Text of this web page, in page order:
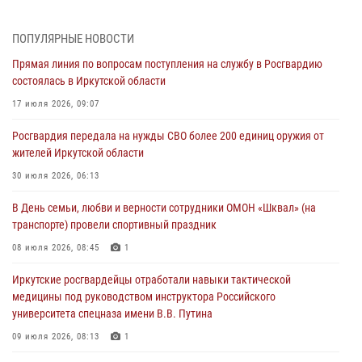
04 августа 2026, 07:14 3
Росгвардейцы потушили загоревшийся автомобиль в Иркутске
03 августа 2026, 04:55
Дню Воздушно-десантных войск в Иркутской области
03 августа 2026, 03:32
сердца к сердцу» (видео)
31 июля 2026, 04:37
пропавшую пожилую женщину в Иркутске
30 июля 2026, 07:37
ПОПУЛЯРНЫЕ НОВОСТИ
Прямая линия по вопросам поступления на службу в Росгвардию
состоялась в Иркутской области
17 июля 2026, 09:07
Росгвардия передала на нужды СВО более 200 единиц оружия от
жителей Иркутской области
30 июля 2026, 06:13
В День семьи, любви и верности сотрудники ОМОН «Шквал» (на
транспорте) провели спортивный праздник
08 июля 2026, 08:45 1
Иркутские росгвардейцы отработали навыки тактической
медицины под руководством инструктора Российского
университета спецназа имени В.В. Путина
09 июля 2026, 08:13 1